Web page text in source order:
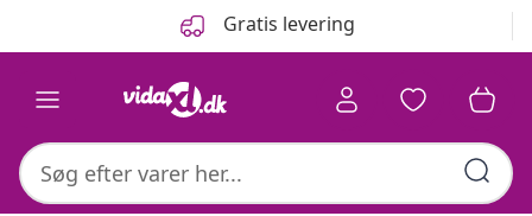
Gratis levering